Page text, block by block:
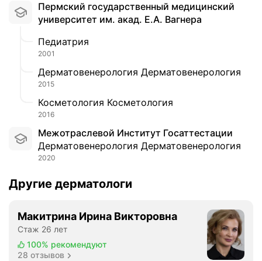
Пермский государственный медицинский
университет им. акад. Е.А. Вагнера
Педиатрия
2001
Дерматовенерология Дерматовенерология
2015
Косметология Косметология
2016
Межотраслевой Институт Госаттестации
Дерматовенерология Дерматовенерология
2020
Другие дерматологи
Макитрина Ирина Викторовна
Стаж 26 лет
100% рекомендуют
28 отзывов